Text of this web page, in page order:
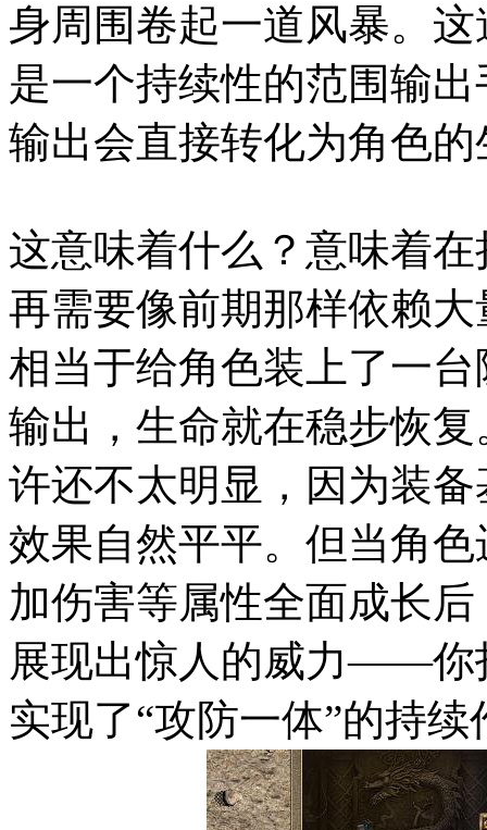
身周围卷起一道风暴。
是一个持续性的范围输
输出会直接转化为角色
这意味着什么？意味着
再需要像前期那样依赖
相当于给角色装上了一
输出，生命就在稳步恢
许还不太明显，因为装
效果自然平平。但当角
加伤害等属性全面成长
展现出惊人的威力——你
实现了“攻防一体”的持续